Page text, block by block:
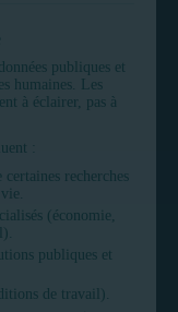
publiques et
humaines. Les
à éclairer, pas à
:
recherches
(économie,
publiques et
de travail).